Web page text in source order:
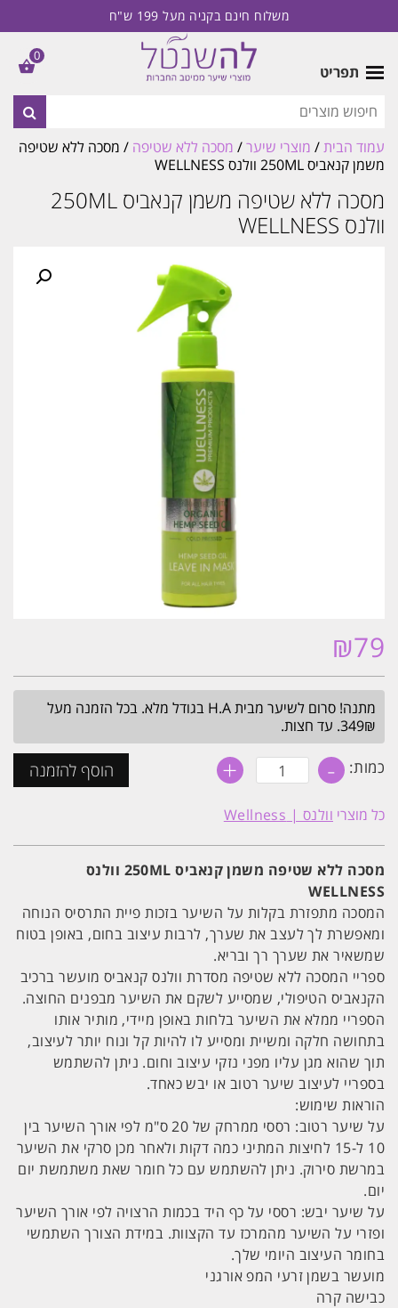
משלוח חינם בקניה מעל 199 ש"ח
תפריט
עמוד הבית/ מוצרי שיער/ מסכה ללא שטיפה / מסכה ללא שטיפה
משמן קנאביס 250ML וולנס WELLNESS
מסכה ללא שטיפה משמן קנאביס 250ML
וולנס WELLNESS
₪79
מתנה! סרום לשיער מבית H.A בגודל מלא. בכל הזמנה מעל
349₪. עד חצות.
כמות: - כמות
של
ללא
שטיפה
קנאביס
250ML
וולנס
WELLNESS
+ הוסף להזמנה
כל מוצרי וולנס | Wellness
מסכה ללא שטיפה משמן קנאביס 250ML וולנס
WELLNESS
המסכה מתפזרת בקלות על השיער בזכות פיית התרסיס הנוחה
ומאפשרת לך לעצב את שערך, לרבות עיצוב בחום, באופן בטוח
שמשאיר את שערך רך ובריא.
ספריי המסכה ללא שטיפה מסדרת וולנס קנאביס מועשר ברכיב
הקנאביס הטיפולי, שמסייע לשקם את השיער מבפנים החוצה.
הספריי ממלא את השיער בלחות באופן מיידי, מותיר אותו
בתחושה חלקה ומשיית ומסייע לו להיות קל ונוח יותר לעיצוב,
תוך שהוא מגן עליו מפני נזקי עיצוב וחום. ניתן להשתמש
בספריי לעיצוב שיער רטוב או יבש כאחד.
הוראות שימוש:
על שיער רטוב: רססי ממרחק של 20 ס"מ לפי אורך השיער בין
10 ל-15 לחיצות המתיני כמה דקות ולאחר מכן סרקי את השיער
במרשת סירוק. ניתן להשתמש עם כל חומר שאת משתמשת יום
יום.
על שיער יבש: רססי על כף היד בכמות הרצויה לפי אורך השיער
ופזרי על השיער מהמרכז עד הקצוות. במידת הצורך השתמשי
בחומר העיצוב היומי שלך.
מועשר בשמן זרעי המפ אורגני
כבישה קרה
0